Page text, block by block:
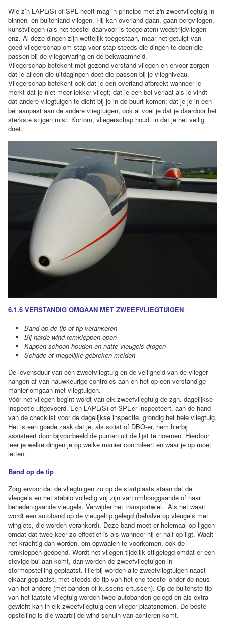
Wie z’n LAPL(S) of SPL heeft mag in principe met z'n zweefvliegtuig in
binnen- en buitenland vliegen. Hij kan overland gaan, gaan bergvliegen,
kunstvliegen (als het toestel daarvoor is toegelaten) wedstrijdvliegen
enz. Al deze dingen zijn wettelijk toegestaan, maar het getuigt van
goed vliegerschap om stap voor stap steeds die dingen te doen die
passen bij de vliegervaring en de bekwaamheid.
Vliegerschap betekent met gezond verstand vliegen en ervoor zorgen
dat je alleen die uitdagingen doet die passen bij je vliegniveau.
Vliegerschap betekent ook dat je een overland afbreekt wanneer je
merkt dat je niet meer lekker vliegt; dat je een bel verlaat als je vindt
dat andere vliegtuigen te dicht bij je in de buurt komen; dat je je in een
bel aanpast aan de andere vliegtuigen, ook al voel je dat je daardoor het
sterkste stijgen mist. Kortom, vliegerschap houdt in dat je het veilig
doet.
6.1.6 VERSTANDIG OMGAAN MET ZWEEFVLIEGTUIGEN
Band op de tip of tip verankeren
Bij harde wind remkleppen open
Kappen schoon houden en natte vleugels drogen
Schade of mogelijke gebreken melden
De levensduur van een zweefvliegtuig en de veiligheid van de vlieger
hangen af van nauwkeurige controles aan en het op een verstandige
manier omgaan met vliegtuigen.
Vóór het vliegen begint wordt van elk zweefvliegtuig de zgn. dagelijkse
inspectie uitgevoerd. Een LAPL(S) of SPL-er inspecteert, aan de hand
van de checklist voor de dagelijkse inspectie, grondig het hele vliegtuig.
Het is een goede zaak dat je, als solist of DBO-er, hem hierbij
assisteert door bijvoorbeeld de punten uit de lijst te noemen. Hierdoor
leer je welke dingen je op welke manier controleert en waar je op moet
letten.
Band op de tip
Zorg ervoor dat de vliegtuigen zo op de startplaats staan dat de
vleugels en het stabilo volledig vrij zijn van omhooggaande of naar
beneden gaande vleugels. Verwijder het transportwiel. Als het waait
wordt een autoband op de vleugeltip gelegd (behalve op vleugels met
winglets, die worden verankerd). Deze band moet er helemaal op liggen
omdat dat twee keer zo effectief is als wanneer hij er half op ligt. Waait
het krachtig dan worden, om opwaaien te voorkomen, ook de
remkleppen geopend. Wordt het vliegen tijdelijk stilgelegd omdat er een
stevige bui aan komt, dan worden de zweefvliegtuigen in
stormopstelling geplaatst. Hierbij worden alle zweefvliegtuigen naast
elkaar geplaatst, met steeds de tip van het ene toestel onder de neus
van het andere (met banden of kussens ertussen). Op de buitenste tip
van het laatste vliegtuig worden twee autobanden gelegd en als extra
gewicht kan in elk zweefvliegtuig een vlieger plaatsnemen. De beste
opstelling is die waarbij de wind schuin van achteren komt.